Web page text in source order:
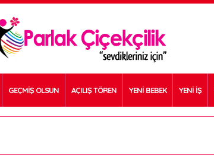
GEÇMİŞ OLSUN AÇILIŞ TÖREN YENİ BEBEK YENİ İŞ